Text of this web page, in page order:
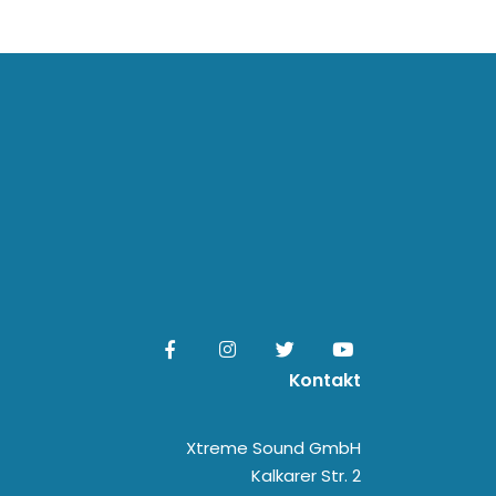
Kontakt
Xtreme Sound GmbH
Kalkarer Str. 2